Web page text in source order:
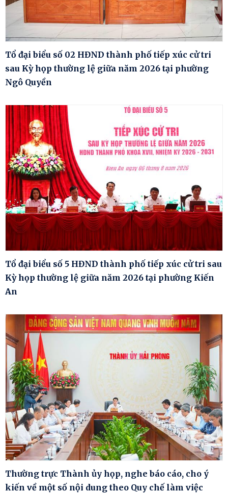
Tổ đại biểu số 02 HĐND thành phố tiếp xúc cử tri
sau Kỳ họp thường lệ giữa năm 2026 tại phường
Ngô Quyền
Tổ đại biểu số 5 HĐND thành phố tiếp xúc cử tri sau
Kỳ họp thường lệ giữa năm 2026 tại phường Kiến
An
Thường trực Thành ủy họp, nghe báo cáo, cho ý
kiến về một số nội dung theo Quy chế làm việc